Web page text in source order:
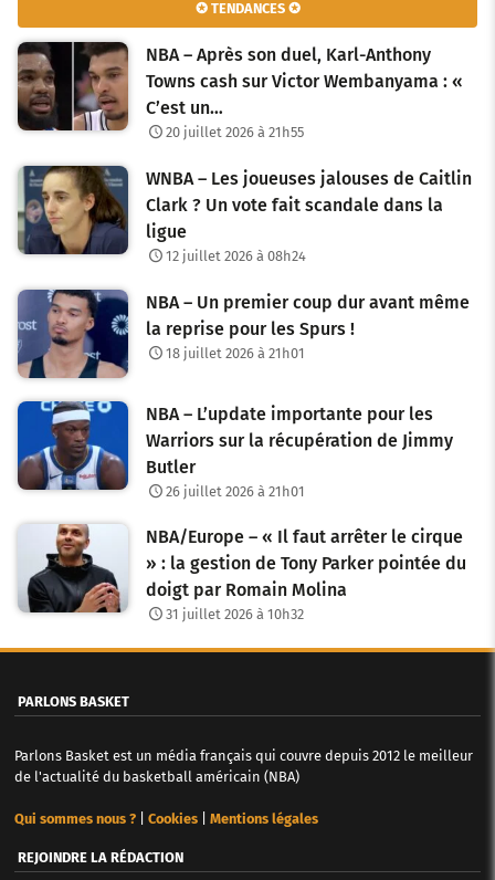
✪ TENDANCES ✪
NBA – Après son duel, Karl-Anthony
Towns cash sur Victor Wembanyama : «
C’est un…
20 juillet 2026 à 21h55
WNBA – Les joueuses jalouses de Caitlin
Clark ? Un vote fait scandale dans la
ligue
12 juillet 2026 à 08h24
NBA – Un premier coup dur avant même
la reprise pour les Spurs !
18 juillet 2026 à 21h01
NBA – L’update importante pour les
Warriors sur la récupération de Jimmy
Butler
26 juillet 2026 à 21h01
NBA/Europe – « Il faut arrêter le cirque
» : la gestion de Tony Parker pointée du
doigt par Romain Molina
31 juillet 2026 à 10h32
PARLONS BASKET
Parlons Basket est un média français qui couvre depuis 2012 le meilleur
de l'actualité du basketball américain (NBA)
Qui sommes nous ?| Cookies| Mentions légales
REJOINDRE LA RÉDACTION